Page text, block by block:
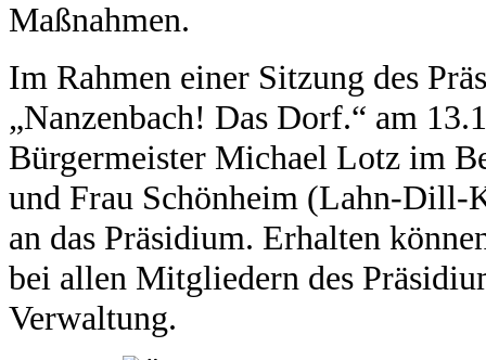
Maßnahmen.
Im Rahmen einer Sitzung des
„Nanzenbach! Das Dorf.“ am
Bürgermeister Michael Lotz im
und Frau Schönheim (Lahn-Dill-
an das Präsidium. Erhalten
bei allen Mitgliedern des
Verwaltung.